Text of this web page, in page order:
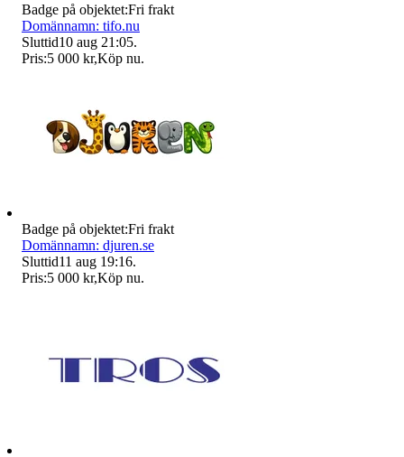
Badge på objektet:Fri frakt
Domännamn: tifo.nu
Sluttid10 aug 21:05.
Pris:5 000 kr,Köp nu.
Badge på objektet:Fri frakt
Domännamn: djuren.se
Sluttid11 aug 19:16.
Pris:5 000 kr,Köp nu.